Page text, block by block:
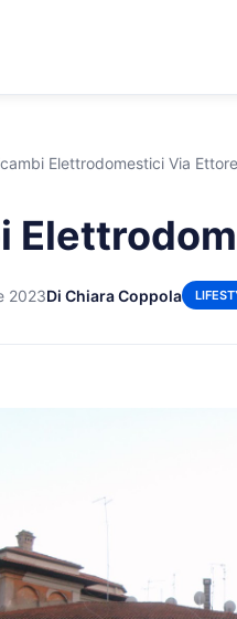
Elettrodomestici Via
2023Di Chiara Coppola